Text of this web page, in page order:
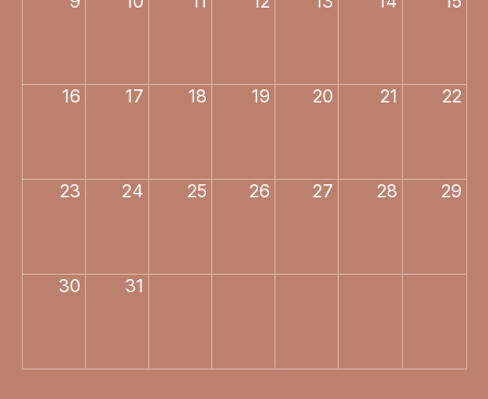
16 17 18 19 20 21 22
23 24 25 26 27 28 29
30 31